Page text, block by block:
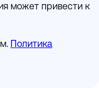
может привести к
Политика